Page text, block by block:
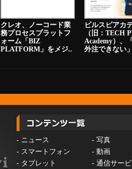
クレオ、ノーコード業
務プロセスプラットフ
ォーム「BIZ
PLATFORM」をメジ..
ビルスピアカ
（旧：TECH
Academy）、
外注できない
- ニュース - 写真
- スマートフォン - 動画
- タブレット - 通信サー